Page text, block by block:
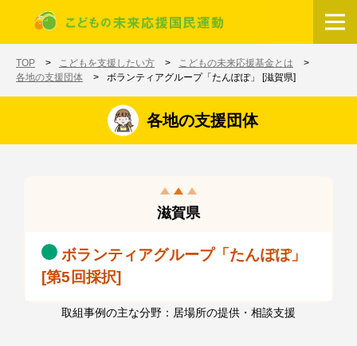
メインコンテンツに移動
TOP こどもを支援したい方
こどもの未来応援基金とは
各地の支援団体
ボランティアグループ「たんぽぽ」 [滋賀県]
各地の支援団体
滋賀県
ボランティアグループ「たんぽぽ」
[第5回採択]
取組事例の主な分野：居場所の提供・相談支援